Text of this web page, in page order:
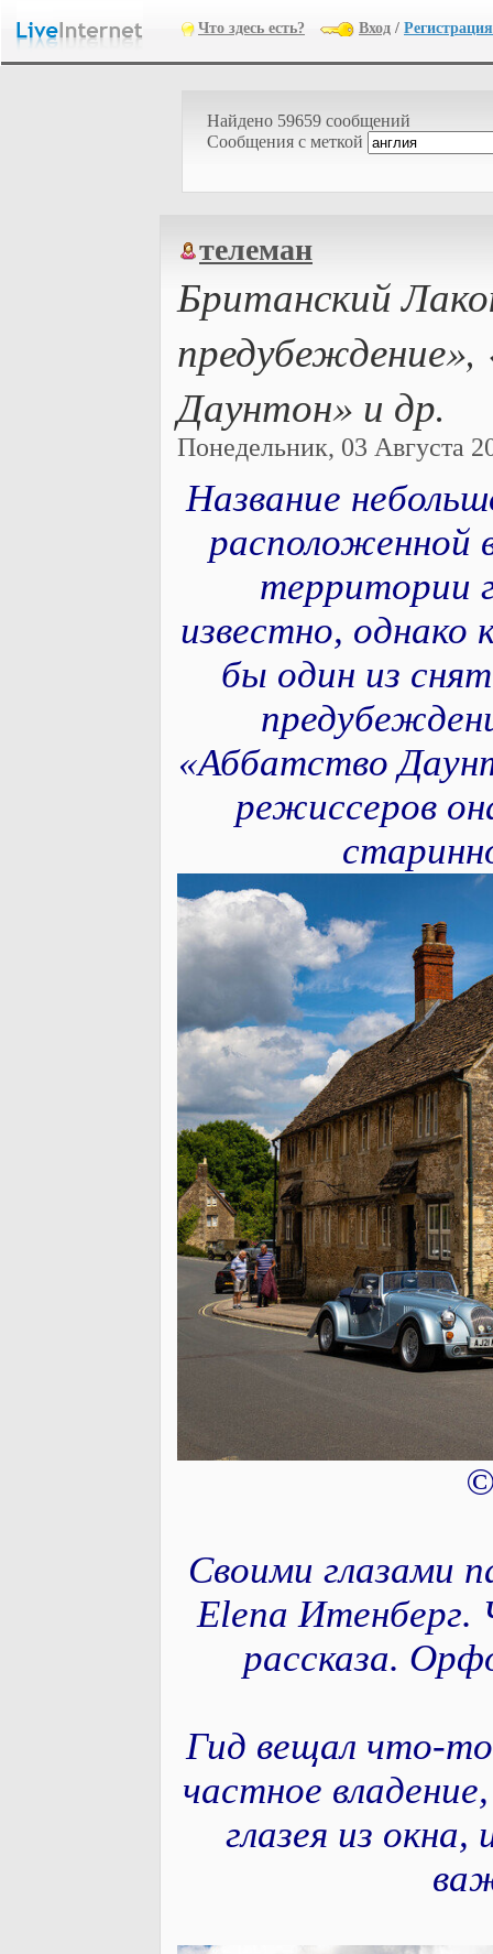
Что здесь есть? Вход / Регистрация
Найдено 59659 сообщений
Cообщения с меткой
телеман
Британский
Даунтон» и др.
Понедельник, 03 Августа
Название
расположенной
территории
известно,
бы один из
«Аббатство
режиссеров
Своими глазами
Elena Итенберг.
рассказа.
Гид вещал что-
частное
глазея из